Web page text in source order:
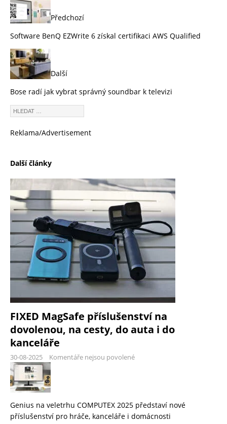
Předchozí
Software BenQ EZWrite 6 získal certifikaci AWS Qualified
Další
Bose radí jak vybrat správný soundbar k televizi
Reklama/Advertisement
Další články
FIXED MagSafe příslušenství na
dovolenou, na cesty, do auta i do
kanceláře
30-08-2025 Komentáře nejsou povolené
Genius na veletrhu COMPUTEX 2025 představí nové
příslušenství pro hráče, kanceláře i domácnosti